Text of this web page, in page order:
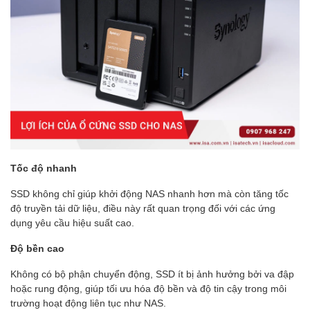
Tốc độ nhanh
SSD không chỉ giúp khởi động NAS nhanh hơn mà còn tăng tốc
độ truyền tải dữ liệu, điều này rất quan trọng đối với các ứng
dụng yêu cầu hiệu suất cao.
Độ bền cao
Không có bộ phận chuyển động, SSD ít bị ảnh hưởng bởi va đập
hoặc rung động, giúp tối ưu hóa độ bền và độ tin cậy trong môi
trường hoạt động liên tục như NAS.